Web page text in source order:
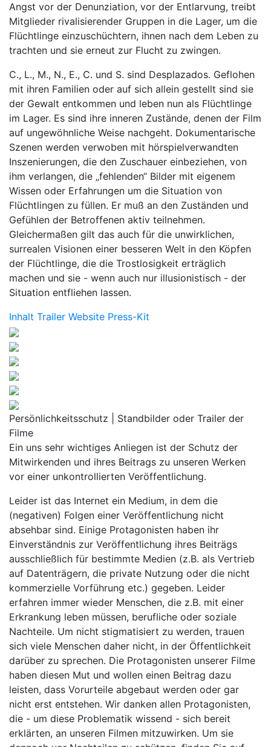
Angst vor der Denunziation, vor der Entlarvung, treibt
Mitglieder rivalisierender Gruppen in die Lager, um die
Flüchtlinge einzuschüchtern, ihnen nach dem Leben zu
trachten und sie erneut zur Flucht zu zwingen.
C., L., M., N., E., C. und S. sind Desplazados. Geflohen
mit ihren Familien oder auf sich allein gestellt sind sie
der Gewalt entkommen und leben nun als Flüchtlinge
im Lager. Es sind ihre inneren Zustände, denen der Film
auf ungewöhnliche Weise nachgeht. Dokumentarische
Szenen werden verwoben mit hörspielverwandten
Inszenierungen, die den Zuschauer einbeziehen, von
ihm verlangen, die „fehlenden“ Bilder mit eigenem
Wissen oder Erfahrungen um die Situation von
Flüchtlingen zu füllen. Er muß an den Zuständen und
Gefühlen der Betroffenen aktiv teilnehmen.
Gleichermaßen gilt das auch für die unwirklichen,
surrealen Visionen einer besseren Welt in den Köpfen
der Flüchtlinge, die die Trostlosigkeit erträglich
machen und sie - wenn auch nur illusionistisch - der
Situation entfliehen lassen.
Inhalt Trailer Website Press-Kit
Persönlichkeitsschutz | Standbilder oder Trailer der
Filme
Ein uns sehr wichtiges Anliegen ist der Schutz der
Mitwirkenden und ihres Beitrags zu unseren Werken
vor einer unkontrollierten Veröffentlichung.
Leider ist das Internet ein Medium, in dem die
(negativen) Folgen einer Veröffentlichung nicht
absehbar sind. Einige Protagonisten haben ihr
Einverständnis zur Veröffentlichung ihres Beiträgs
ausschließlich für bestimmte Medien (z.B. als Vertrieb
auf Datenträgern, die private Nutzung oder die nicht
kommerzielle Vorführung etc.) gegeben. Leider
erfahren immer wieder Menschen, die z.B. mit einer
Erkrankung leben müssen, berufliche oder soziale
Nachteile. Um nicht stigmatisiert zu werden, trauen
sich viele Menschen daher nicht, in der Öffentlichkeit
darüber zu sprechen. Die Protagonisten unserer Filme
haben diesen Mut und wollen einen Beitrag dazu
leisten, dass Vorurteile abgebaut werden oder gar
nicht erst entstehen. Wir danken allen Protagonisten,
die - um diese Problematik wissend - sich bereit
erklärten, an unseren Filmen mitzuwirken. Um sie